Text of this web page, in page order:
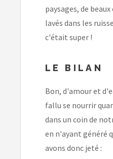
paysages, de
lavés dans les
c'était super !
LE BILAN
Bon, d'amour et
fallu se nourrir
dans un coin de
en n'ayant généré
avons donc jeté :